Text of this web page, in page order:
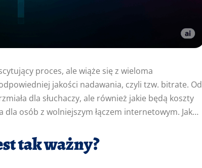
proces, ale wiąże się z wieloma
jakości nadawania, czyli tzw. bitrate. Od
dla słuchaczy, ale również jakie będą koszty
osób z wolniejszym łączem internetowym. Jak
tak ważny?